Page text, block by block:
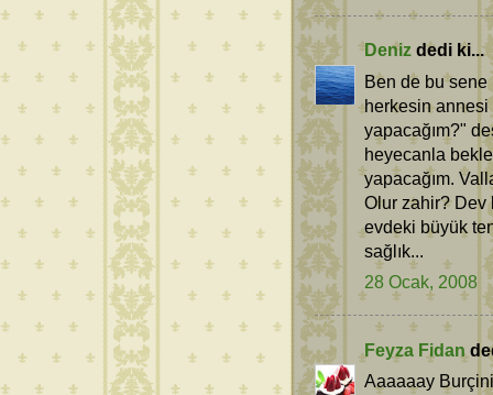
Deniz dedi ki...
Ben de bu
herkesin annesi
yapacağım?"
heyecanla
yapacağım.
Olur zahir? Dev
evdeki büyük
sağlık...
28 Ocak, 2008
Feyza Fidan
Aaaaaay